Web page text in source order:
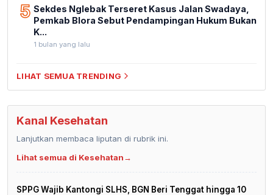
5 Sekdes Nglebak Terseret Kasus Jalan Swadaya,
Pemkab Blora Sebut Pendampingan Hukum Bukan
K...
1 bulan yang lalu
LIHAT SEMUA TRENDING
Kanal Kesehatan
Lanjutkan membaca liputan di rubrik ini.
Lihat semua di Kesehatan→
SPPG Wajib Kantongi SLHS, BGN Beri Tenggat hingga 10